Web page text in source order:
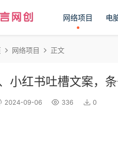
网络项目 电
网络项目 正文
小红书吐槽文案，
2024-09-06 336 0